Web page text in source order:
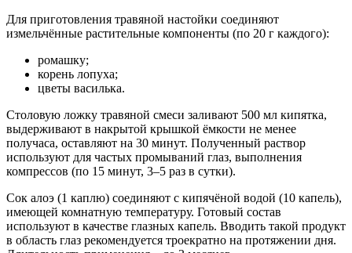
Для приготовления травяной настойки соединяют
измельчённые растительные компоненты (по 20 г каждого):
ромашку;
корень лопуха;
цветы василька.
Столовую ложку травяной смеси заливают 500 мл кипятка,
выдерживают в накрытой крышкой ёмкости не менее
получаса, оставляют на 30 минут. Полученный раствор
используют для частых промываний глаз, выполнения
компрессов (по 15 минут, 3–5 раз в сутки).
Сок алоэ (1 каплю) соединяют с кипячёной водой (10 капель),
имеющей комнатную температуру. Готовый состав
используют в качестве глазных капель. Вводить такой продукт
в область глаз рекомендуется троекратно на протяжении дня.